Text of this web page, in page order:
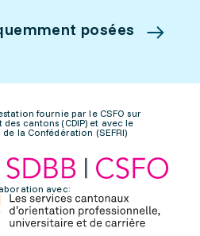
posées
fournie par le CSFO sur
des cantons (CDIP) et avec le
la Confédération (SEFRI)
avec: